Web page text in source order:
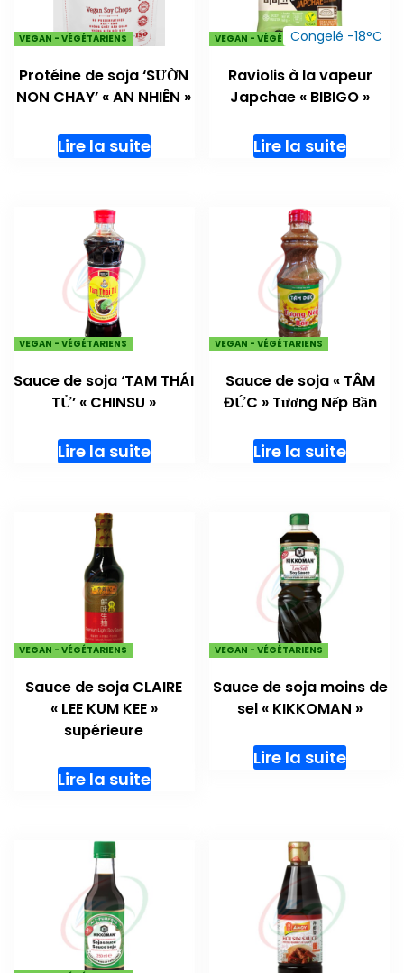
VEGAN - VÉGÉTARIENS
Protéine de soja ‘SƯỜN
NON CHAY’ « AN NHIÊN »
Lire la suite
VEGAN - VÉGÉTARIENSCongelé -18°C
Raviolis à la vapeur
Japchae « BIBIGO »
Lire la suite
VEGAN - VÉGÉTARIENS
Sauce de soja ‘TAM THÁI
TỬ’ « CHINSU »
Lire la suite
VEGAN - VÉGÉTARIENS
Sauce de soja « TÂM
ĐỨC » Tương Nếp Bần
Lire la suite
VEGAN - VÉGÉTARIENS
Sauce de soja CLAIRE
« LEE KUM KEE »
supérieure
Lire la suite
VEGAN - VÉGÉTARIENS
Sauce de soja moins de
sel « KIKKOMAN »
Lire la suite